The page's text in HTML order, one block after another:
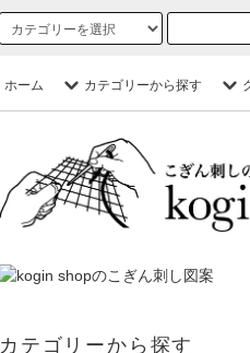
ホーム カテゴリーから探す
カテゴリーから探す